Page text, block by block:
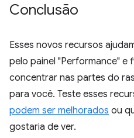
Conclusão
Esses novos recursos
pelo painel "Performance" e
concentrar nas partes do
para você. Teste esses
podem ser melhorados ou
gostaria de ver.